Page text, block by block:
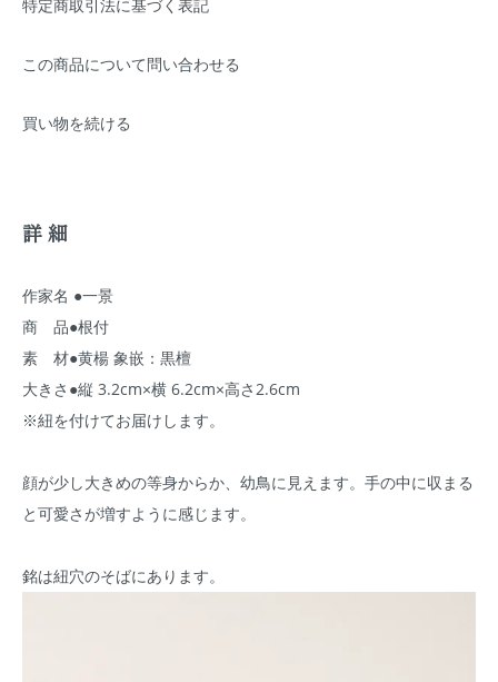
特定商取引法に基づく表記
この商品について問い合わせる
買い物を続ける
詳細
作家名 ●一景
商 品●根付
素 材●黄楊 象嵌：黒檀
大きさ●縦 3.2cm×横 6.2cm×高さ2.6cm
※紐を付けてお届けします。
顔が少し大きめの等身からか、幼鳥に見えます。手の中に収まる
と可愛さが増すように感じます。
銘は紐穴のそばにあります。